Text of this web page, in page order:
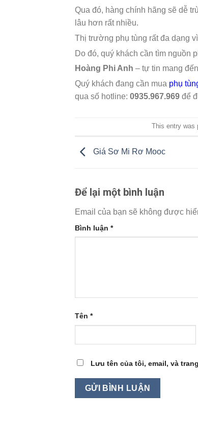
Qua đó, hàng chính hãng sẽ dễ
lâu hơn rất nhiều.
Thị trường phụ tùng rất đa dạng
Do đó, quý khách cần tìm nguồn
Hoàng Phi Anh – tự tin mang
Quý khách đang cần mua phụ
qua số hotline: 0935.967.969 để
This entry
Giá Sơ Mi Rơ Mooc
Để lại một bình luận
Email của bạn sẽ không được
Bình luận *
Tên *
Lưu tên của tôi, email, và